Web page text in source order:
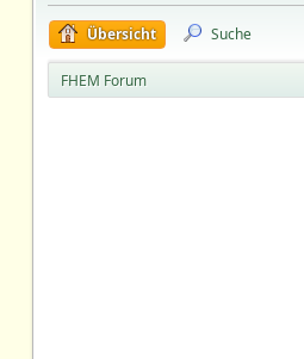
Übersicht Suche
FHEM Forum